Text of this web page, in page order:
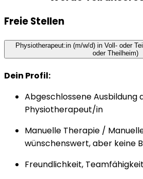
Freie Stellen
Physiotherapeut:in (m/w/d) in Voll- oder
oder Theilheim)
Dein Profil:
Abgeschlossene Ausbildung
Physiotherapeut/in
Manuelle Therapie /
wünschenswert, aber keine
Freundlichkeit,